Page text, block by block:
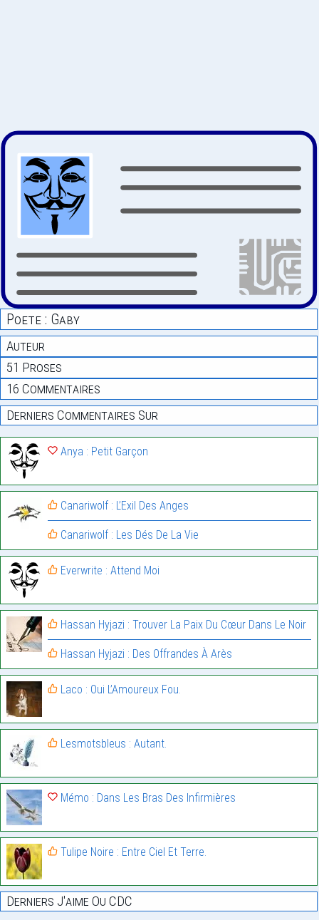
Poete : Gaby
Auteur
51 Proses
16 Commentaires
Derniers Commentaires Sur
Anya : Petit Garçon
Canariwolf : L’Exil Des Anges
Canariwolf : Les Dés De La Vie
Everwrite : Attend Moi
Hassan Hyjazi : Trouver La Paix Du Cœur Dans Le Noir
Hassan Hyjazi : Des Offrandes À Arès
Laco : Oui L’Amoureux Fou.
Lesmotsbleus : Autant.
Mémo : Dans Les Bras Des Infirmières
Tulipe Noire : Entre Ciel Et Terre.
Derniers J'aime Ou CDC